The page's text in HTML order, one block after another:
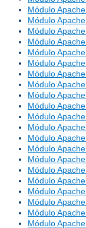
Módulo
Módulo
Módulo
Módulo
Módulo
Módulo
Módulo
Módulo
Módulo
Módulo
Módulo
Módulo
Módulo
Módulo
Módulo
Módulo
Módulo
Módulo
Módulo
Módulo
Módulo